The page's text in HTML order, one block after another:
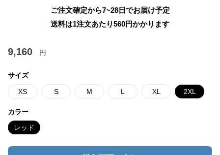
ご注文確定から7~28日でお届け予定
送料は1注文あたり560円かかります
9,160 円
サイズ
XS S M L XL 2XL
カラー
レッド